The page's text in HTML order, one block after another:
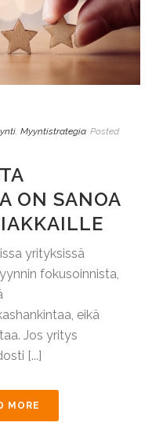
Myyntistrategia Posted
ON SANOA
yrityksissä
fokusoinnista,
eikä
Jos yritys
[...]
MORE